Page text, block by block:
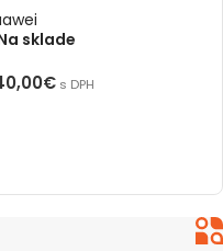
sklade
€ s DPH